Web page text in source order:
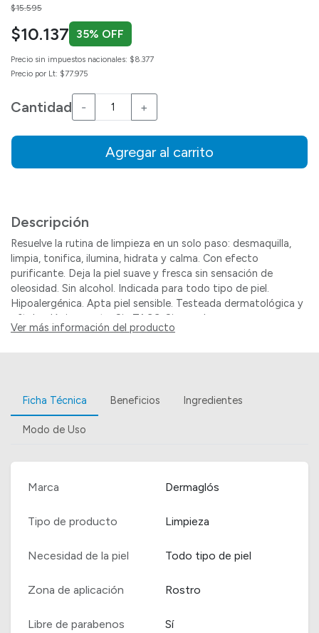
Price reduced from
$15.595
$10.137 35% OFF
Precio sin impuestos nacionales: $8.377
Precio por Lt: $77.975
Cantidad - +
Agregar al carrito
Descripción
Resuelve la rutina de limpieza en un solo paso: desmaquilla,
limpia, tonifica, ilumina, hidrata y calma. Con efecto
purificante. Deja la piel suave y fresca sin sensación de
oleosidad. Sin alcohol. Indicada para todo tipo de piel.
Hipoalergénica. Apta piel sensible. Testeada dermatológica y
oftalmológicamente. Sin TACC. Sin parabenos.
Ver más información del producto
Ficha Técnica Beneficios Ingredientes
Modo de Uso
Marca Dermaglós
Tipo de producto Limpieza
Necesidad de la piel Todo tipo de piel
Zona de aplicación Rostro
Libre de parabenos Sí